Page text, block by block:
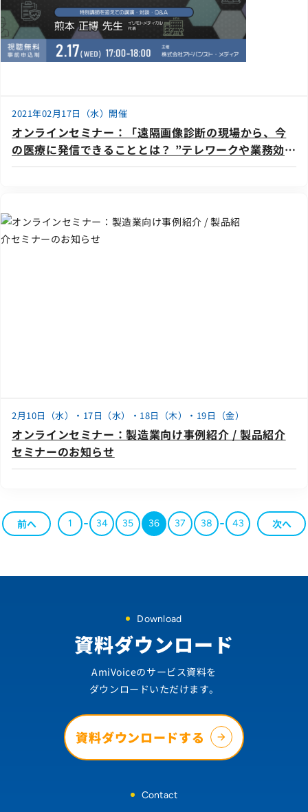
2021年02月17日（水）開催
オンラインセミナー：「遠隔画像診断の現場から、今
の医療に発信できることとは？ ”テレワークや業務効率
化による医療資源の有効活用！”」、2月17日（水）開
2月10日（水）・17日（水）・18日（木）・19日（金）
オンラインセミナー：製造業向け事例紹介 / 製品紹介
セミナーのお知らせ
前へ 1 34 35 36 37 38 43 次へ
Download
資料ダウンロード
AmiVoiceのサービス資料を
ダウンロードいただけます。
資料ダウンロードする
Contact